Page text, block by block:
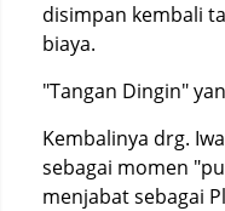
disimpan kembali
biaya.
"Tangan Dingin"
Kembalinya drg.
sebagai momen
menjabat sebagai